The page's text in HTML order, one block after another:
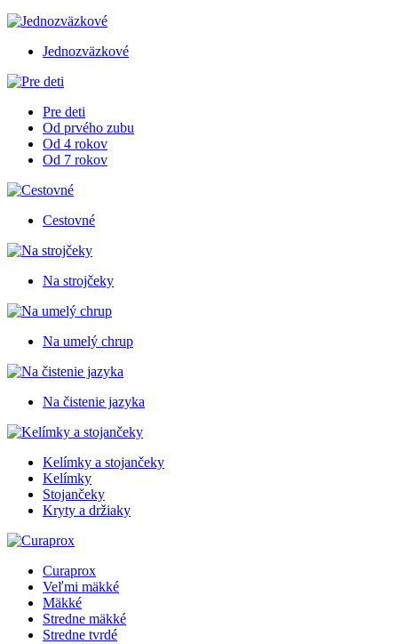
Jednozväzkové
Pre deti
Od prvého zubu
Od 4 rokov
Od 7 rokov
Cestovné
Na strojčeky
Na umelý chrup
Na čistenie jazyka
Kelímky a stojančeky
Kelímky
Stojančeky
Kryty a držiaky
Curaprox
Veľmi mäkké
Mäkké
Stredne mäkké
Stredne tvrdé